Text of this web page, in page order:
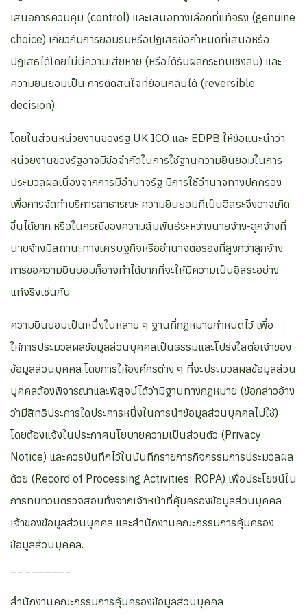
เสนอการควบคุม (control) และเสนอทางเลือกที่แท้จริง (genuine
choice) เกี่ยวกับการยอมรับหรือปฏิเสธข้อกำหนดที่เสนอหรือ
ปฏิเสธได้โดยไม่มีความเสียหาย (หรือได้รับผลกระทบเชิงลบ) และ
ความยินยอมเป็น การตัดสินใจที่ย้อนกลับได้ (reversible
decision)
โดยในส่วนหน่วยงานของรัฐ UK ICO และ EDPB ให้ข้อแนะนำว่า
หน่วยงานของรัฐอาจมีข้อจำกัดในการใช้ฐานความยินยอมในการ
ประมวลผลเนื่องจากการมีอำนาจรัฐ มีการใช้อำนาจทางปกครอง
เพื่อการจัดทำบริการสาธารณะ ความยินยอมที่เป็นอิสระจึงอาจเกิด
ขึ้นได้ยาก หรือในกรณีของความสัมพันธ์ระหว่างนายจ้าง-ลูกจ้างที่
นายจ้างมีสถานะทางเศรษฐกิจหรืออำนาจต่อรองที่สูงกว่าลูกจ้าง
การขอความยินยอมก็อาจทำได้ยากที่จะให้มีความเป็นอิสระอย่าง
แท้จริงเช่นกัน
ความยินยอมเป็นหนึ่งในหลาย ๆ ฐานที่กฎหมายกำหนดไว้ เพื่อ
ให้การประมวลผลข้อมูลส่วนบุคคลเป็นธรรมและโปร่งใสต่อเจ้าของ
ข้อมูลส่วนบุคคล โดยการให้องค์กรต่าง ๆ ที่จะประมวลผลข้อมูลส่วน
บุคคลต้องพิจารณาและพิสูจน์ได้ว่ามีฐานทางกฎหมาย (ข้อกล่าวอ้าง
ว่ามีสิทธิประการใดประการหนึ่งในการนำข้อมูลส่วนบุคคลไปใช้)
โดยต้องแจ้งในประกาศนโยบายความเป็นส่วนตัว (Privacy
Notice) และควรบันทึกไว้ในบันทึกรายการกิจกรรมการประมวลผล
ด้วย (Record of Processing Activities: ROPA) เพื่อประโยชน์ใน
การทบทวนตรวจสอบทั้งจากเจ้าหน้าที่คุ้มครองข้อมูลส่วนบุคคล
เจ้าของข้อมูลส่วนบุคคล และสำนักงานคณะกรรมการคุ้มครอง
ข้อมูลส่วนบุคคล.
สำนักงานคณะกรรมการคุ้มครองข้อมูลส่วนบุคคล